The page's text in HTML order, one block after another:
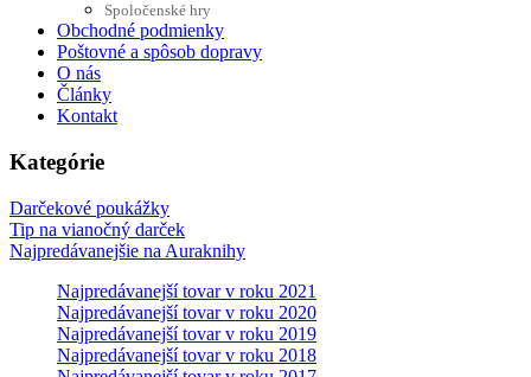
Spoločenské hry
Obchodné podmienky
Poštovné a spôsob dopravy
O nás
Články
Kontakt
Kategórie
Darčekové poukážky
Tip na vianočný darček
Najpredávanejšie na Auraknihy
Najpredávanejší tovar v roku 2021
Najpredávanejší tovar v roku 2020
Najpredávanejší tovar v roku 2019
Najpredávanejší tovar v roku 2018